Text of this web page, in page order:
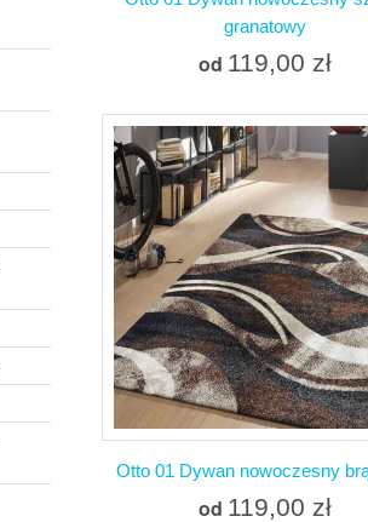
granatowy
od 119,00 zł
Więcej
W magazynie
Dodaj do
Otto 01 Dywan nowoczesny
od 119,00 zł